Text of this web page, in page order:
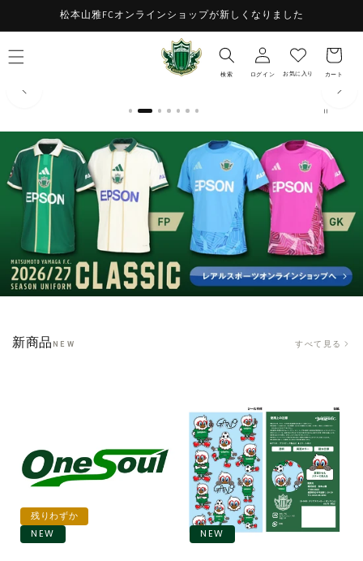
ンツに
進む
松本山雅FCオンラインショップが新しくなりました
検索 ログイン
ロ
グ
イ
お気に入り
お
気
に
入
カート
カ
ー
ト
新商品 NEW すべて見る
残りわずか
NEW
NEW